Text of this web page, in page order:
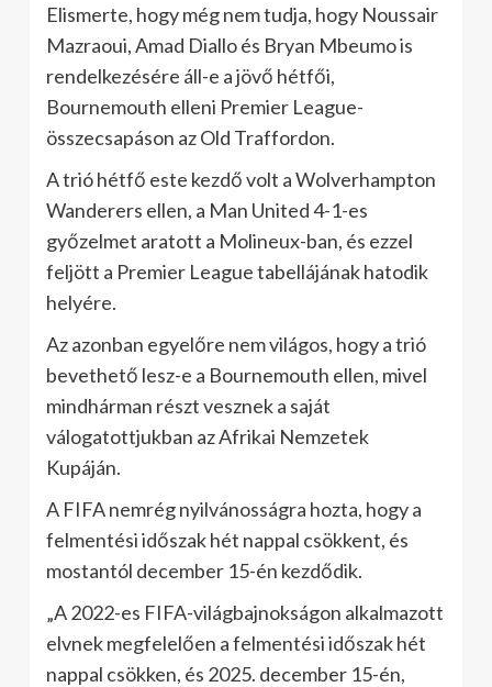
Elismerte, hogy még nem tudja, hogy Noussair
Mazraoui, Amad Diallo és Bryan Mbeumo is
rendelkezésére áll-e a jövő hétfői,
Bournemouth elleni Premier League-
összecsapáson az Old Traffordon.
A trió hétfő este kezdő volt a Wolverhampton
Wanderers ellen, a Man United 4-1-es
győzelmet aratott a Molineux-ban, és ezzel
feljött a Premier League tabellájának hatodik
helyére.
Az azonban egyelőre nem világos, hogy a trió
bevethető lesz-e a Bournemouth ellen, mivel
mindhárman részt vesznek a saját
válogatottjukban az Afrikai Nemzetek
Kupáján.
A FIFA nemrég nyilvánosságra hozta, hogy a
felmentési időszak hét nappal csökkent, és
mostantól december 15-én kezdődik.
„A 2022-es FIFA-világbajnokságon alkalmazott
elvnek megfelelően a felmentési időszak hét
nappal csökken, és 2025. december 15-én,